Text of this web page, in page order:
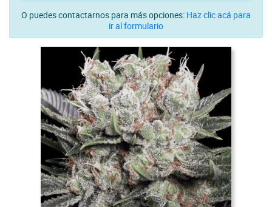
O puedes contactarnos para más opciones: Haz clic acá para
ir al formulario